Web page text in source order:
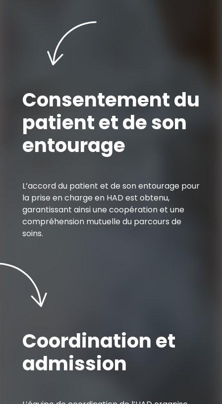
Consentement du
patient et de son
entourage
L’accord du patient et de son entourage pour
la prise en charge en HAD est obtenu,
garantissant ainsi une coopération et une
compréhension mutuelle du parcours de
soins.
Coordination et
admission